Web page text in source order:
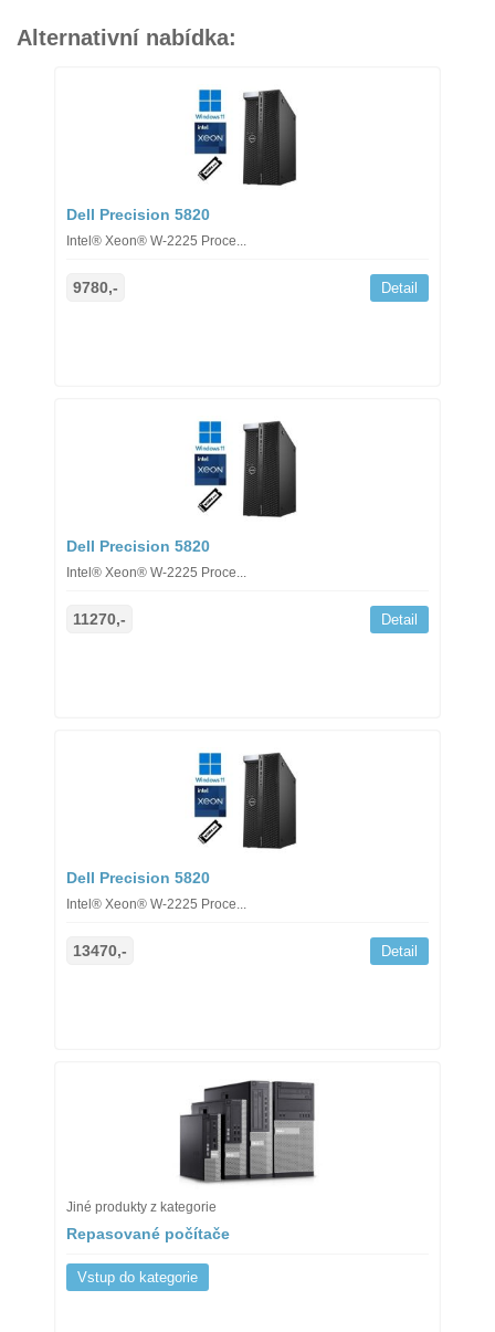
Alternativní nabídka:
Dell Precision 5820
Intel® Xeon® W-2225 Proce...
9780,- Detail
Dell Precision 5820
Intel® Xeon® W-2225 Proce...
11270,- Detail
Dell Precision 5820
Intel® Xeon® W-2225 Proce...
13470,- Detail
Jiné produkty z kategorie
Repasované počítače
Vstup do kategorie